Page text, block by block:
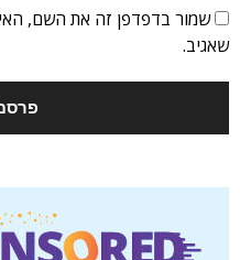
שמור בדפדפן זה את השם,
שאגיב.